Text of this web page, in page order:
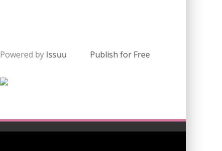
Powered by Issuu Publish for Free